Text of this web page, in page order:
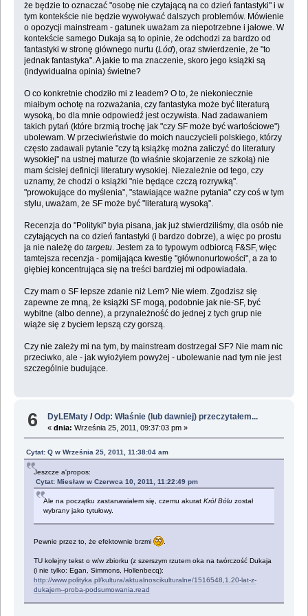
że będzie to oznaczać "osobę nie czytającą na co dzień fantastyki" i w
tym kontekście nie będzie wywoływać dalszych problemów. Mówienie
o opozycji mainstream - gatunek uważam za niepotrzebne i jałowe. W
kontekście samego Dukaja są to opinie, że odchodzi za bardzo od
fantastyki w stronę głównego nurtu (Lód), oraz stwierdzenie, że "to
jednak fantastyka". A jakie to ma znaczenie, skoro jego książki są
(indywidualna opinia) świetne?
O co konkretnie chodziło mi z leadem? O to, że niekoniecznie
miałbym ochotę na rozważania, czy fantastyka może być literaturą
wysoką, bo dla mnie odpowiedź jest oczywista. Nad zadawaniem
takich pytań (które brzmią trochę jak "czy SF może być wartościowe")
ubolewam. W przeciwieństwie do moich nauczycieli polskiego, którzy
często zadawali pytanie "czy tą książkę można zaliczyć do literatury
wysokiej" na ustnej maturze (to właśnie skojarzenie ze szkołą) nie
mam ścisłej definicji literatury wysokiej. Niezależnie od tego, czy
uznamy, że chodzi o książki "nie będące czczą rozrywką".
"prowokujące do myślenia", "stawiające ważne pytania" czy coś w tym
stylu, uważam, że SF może być "literaturą wysoką".
Recenzja do "Polityki" była pisana, jak już stwierdziliśmy, dla osób nie
czytających na co dzień fantastyki (i bardzo dobrze), a więc po prostu
ja nie należę do targetu. Jestem za to typowym odbiorcą F&SF, więc
tamtejsza recenzja - pomijająca kwestię "głównonurtowości", a za to
głębiej koncentrująca się na treści bardziej mi odpowiadała.
Czy mam o SF lepsze zdanie niż Lem? Nie wiem. Zgodzisz się
zapewne ze mną, że książki SF mogą, podobnie jak nie-SF, być
wybitne (albo denne), a przynależność do jednej z tych grup nie
wiąże się z byciem lepszą czy gorszą.
Czy nie zależy mi na tym, by mainstream dostrzegał SF? Nie mam nic
przeciwko, ale - jak wyłożyłem powyżej - ubolewanie nad tym nie jest
szczególnie budujące.
6 DyLEMaty /Odp: Właśnie (lub dawniej) przeczytałem...
«dnia: Września 25, 2011, 09:37:03 pm »
Cytat: Q w Września 25, 2011, 11:38:04 am
Jeszcze a'propos:
Cytat: Miesław w Czerwca 10, 2011, 11:22:49 pm
Ale na początku zastanawiałem się, czemu akurat Król Bóluzostał
wybrany jako tytułowy.
Pewnie przez to, że efektownie brzmi .
TU kolejny tekst o w/w zbiorku (z szerszym rzutem oka na twórczość Dukaja
(i nie tylko: Egan, Simmons, Hollenbecq):
http://www.polityka.pl/kultura/aktualnoscikulturalne/1516548,1,20-lat-z-
dukajem--proba-podsumowania.read